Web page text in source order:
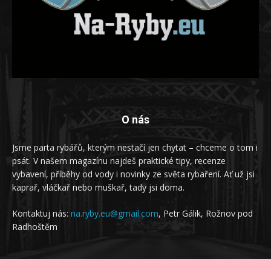
O nás
Jsme parta rybářů, kterým nestačí jen chytat – chceme o tom i
psát. V našem magazínu najdeš praktické tipy, recenze
vybavení, příběhy od vody i novinky ze světa rybaření. Ať už jsi
kaprař, vláčkař nebo muškař, tady jsi doma.
Kontaktuj nás: na.ryby.eu@gmail.com, Petr Gálik, Rožnov pod
Radhoštěm